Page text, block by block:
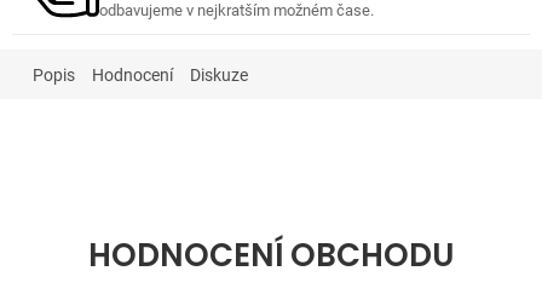
odbavujeme v nejkratším možném čase.
Popis Hodnocení Diskuze
HODNOCENÍ OBCHODU